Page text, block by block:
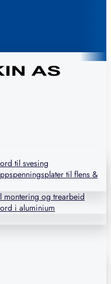
til svesing
til flens &
og trearbeid
i aluminium